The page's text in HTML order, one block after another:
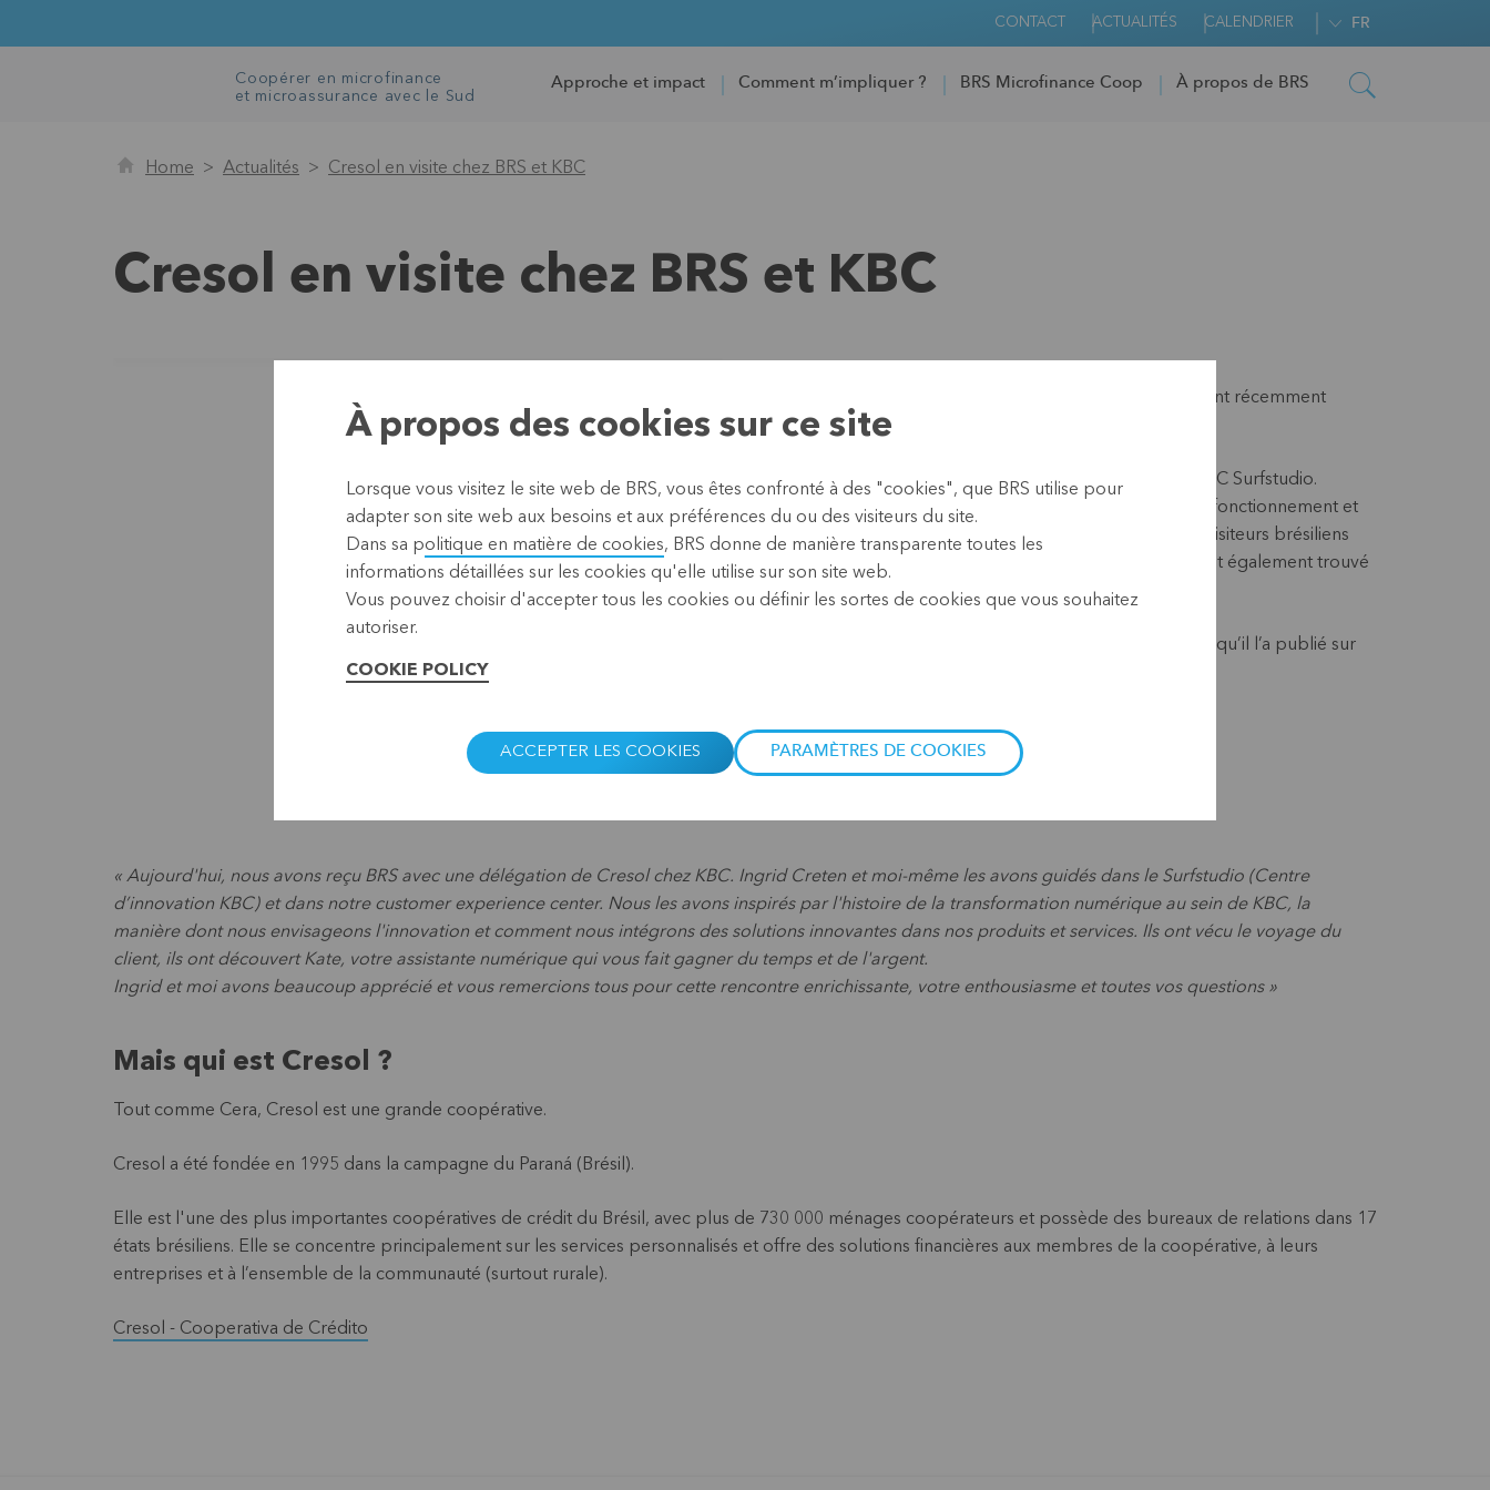
CONTACT ACTUALITÉS CALENDRIER FR
Coopérer en microfinance
et microassurance avec le Sud
Approche et impact Comment m’impliquer ? BRS Microfinance Coop À propos de BRS
Home Actualités Cresol en visite chez BRS et KBC
Cresol en visite chez BRS et KBC
se sont récemment
rendus chez BRS et KBC.
Ils ont visité les succursales KBC Ladeuze, KBC Live et KBC Surfstudio.
Les collègues de KBC ont donné des explications sur le fonctionnement et
l'organisation de leur département. Non seulement les visiteurs brésiliens
ont été enthousiastes, mais les collaborateurs de KBC ont également trouvé
cette expérience enrichissante.
Le témoignage de Willem De Poorter, collègue KBC, tel qu’il l’a publié sur
« Aujourd'hui, nous avons reçu BRS avec une délégation de Cresol chez KBC. Ingrid Creten et moi-même les avons guidés dans le Surfstudio (Centre
d’innovation KBC) et dans notre customer experience center. Nous les avons inspirés par l'histoire de la transformation numérique au sein de KBC, la
manière dont nous envisageons l'innovation et comment nous intégrons des solutions innovantes dans nos produits et services. Ils ont vécu le voyage du
client, ils ont découvert Kate, votre assistante numérique qui vous fait gagner du temps et de l'argent.
Ingrid et moi avons beaucoup apprécié et vous remercions tous pour cette rencontre enrichissante, votre enthousiasme et toutes vos questions »
Mais qui est Cresol ?
Tout comme Cera, Cresol est une grande coopérative.
Cresol a été fondée en 1995 dans la campagne du Paraná (Brésil).
Elle est l'une des plus importantes coopératives de crédit du Brésil, avec plus de 730 000 ménages coopérateurs et possède des bureaux de relations dans 17
états brésiliens. Elle se concentre principalement sur les services personnalisés et offre des solutions financières aux membres de la coopérative, à leurs
entreprises et à l’ensemble de la communauté (surtout rurale).
Cresol - Cooperativa de Crédito
À propos des cookies sur ce site
Lorsque vous visitez le site web de BRS, vous êtes confronté à des "cookies", que BRS utilise pour
adapter son site web aux besoins et aux préférences du ou des visiteurs du site.
Dans sa politique en matière de cookies, BRS donne de manière transparente toutes les
informations détaillées sur les cookies qu'elle utilise sur son site web.
Vous pouvez choisir d'accepter tous les cookies ou définir les sortes de cookies que vous souhaitez
autoriser.
COOKIE POLICY
ACCEPTER LES COOKIES PARAMÈTRES DE COOKIES